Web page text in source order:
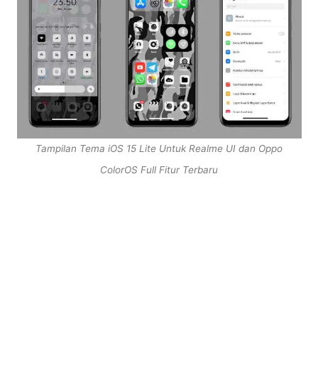
Tampilan Tema iOS 15 Lite Untuk Realme UI dan Oppo
ColorOS Full Fitur Terbaru